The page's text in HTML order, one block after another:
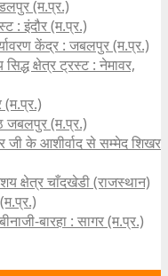
(म.प्र.)
: इंदौर (म.प्र.)
केंद्र : जबलपुर (म.प्र.)
क्षेत्र ट्रस्ट : नेमावर,
(म.प्र.)
जबलपुर (म.प्र.)
जी के आशीर्वाद से सम्मेद शिखर
क्षेत्र चाँदखेडी (राजस्थान)
बारहा : सागर (म.प्र.)